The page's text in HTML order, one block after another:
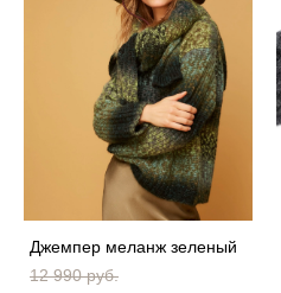
Джемпер меланж зеленый
12 990 pуб.